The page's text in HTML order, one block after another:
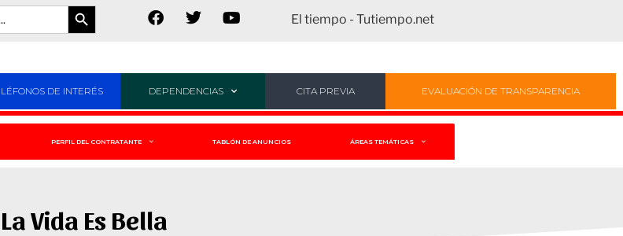
Botón de búsqueda
El tiempo - Tutiempo.net
DE INTERÉS DEPENDENCIAS CITA PREVIA EVALUACIÓN DE TRANSPARENCIA
PERFIL DEL CONTRATANTE TABLÓN DE ANUNCIOS ÁREAS TEMÁTICAS
Vida Es Bella